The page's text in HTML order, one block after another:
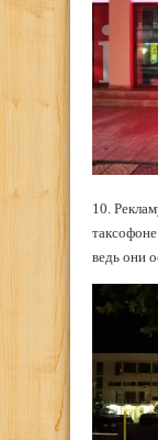
10.
ведь они